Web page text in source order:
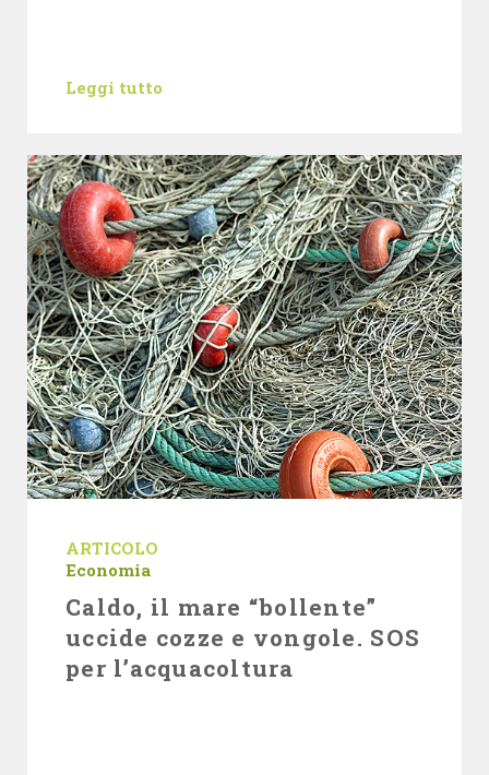
Leggi tutto
ARTICOLO
Economia
Caldo, il mare “bollente”
uccide cozze e vongole. SOS
per l’acquacoltura